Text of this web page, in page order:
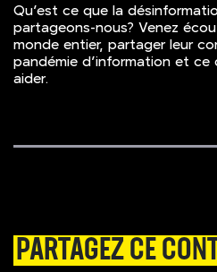
Qu’est ce que la
partageons-nous? Venez
monde entier, partager leur
pandémie d’information et ce
aider.
PARTAGEZ CE